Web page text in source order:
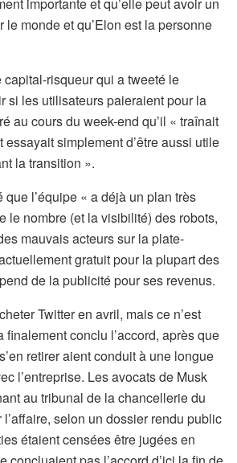
le monde et qu’Elon est la personne
risqueur qui a tweeté le
si les utilisateurs paieraient pour la
au cours du week-end qu’il « traînait
essayait simplement d’être aussi utile
la transition ».
l’équipe « a déjà un plan très
le nombre (et la visibilité) des robots,
mauvais acteurs sur la plate-
gratuit pour la plupart des
de la publicité pour ses revenus.
Twitter en avril, mais ce n’est
finalement conclu l’accord, après que
retirer aient conduit à une longue
l’entreprise. Les avocats de Musk
au tribunal de la chancellerie du
selon un dossier rendu public
étaient censées être jugées en